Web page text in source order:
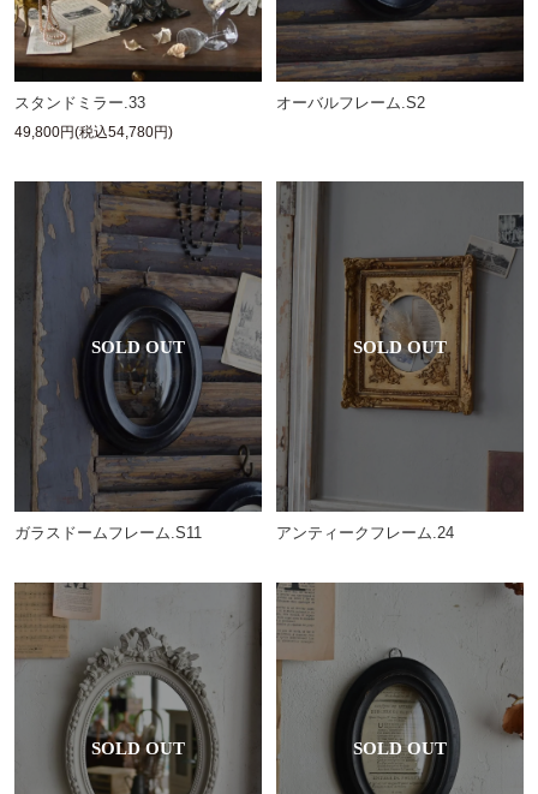
スタンドミラー.33
49,800円(税込54,780円)
オーバルフレーム.S2
ガラスドームフレーム.S11 アンティークフレーム.24